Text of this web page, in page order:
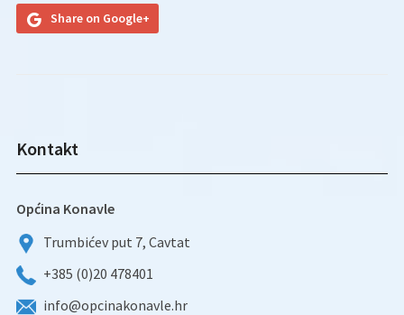
Share on Google+
Kontakt
Općina Konavle
Trumbićev put 7, Cavtat
+385 (0)20 478401
info@opcinakonavle.hr